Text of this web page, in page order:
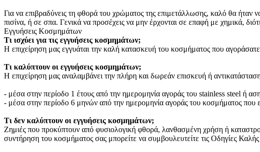
Για να επιβραδύνεις τη φθορά του χρώματος της επιμετάλλωσης, καλό θα ήταν
πισίνα, ή σε σπα. Γενικά να προσέχεις να μην έρχονται σε επαφή με χημικά,
Εγγυήσεις Κοσμημάτων
Τι ισχύει για τις εγγυήσεις κοσμημάτων;
Η επιχείρηση μας εγγυάται την καλή κατασκευή του κοσμήματος που
Τι καλύπτουν οι εγγυήσεις κοσμημάτων;
Η επιχείρηση μας αναλαμβάνει την πλήρη και δωρεάν επισκευή ή
- μέσα στην περίοδο 1 έτους από την ημερομηνία αγοράς του stainless steel ή
- μέσα στην περίοδο 6 μηνών από την ημερομηνία αγοράς του κοσμήματος που
Τι δεν καλύπτουν οι εγγυήσεις κοσμημάτων;
Ζημιές που προκύπτουν από φυσιολογική φθορά, λανθασμένη χρήση ή
συντήρηση του κοσμήματος σας μπορείτε να συμβουλευτείτε τις Οδηγίες